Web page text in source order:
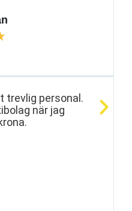
trevlig personal.
när jag